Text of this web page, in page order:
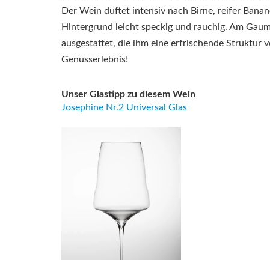
Der Wein duftet intensiv nach Birne, reifer
Hintergrund leicht speckig und rauchig. Am
ausgestattet, die ihm eine erfrischende Struktur
Genusserlebnis!
Unser Glastipp zu diesem Wein
Josephine Nr.2 Universal Glas